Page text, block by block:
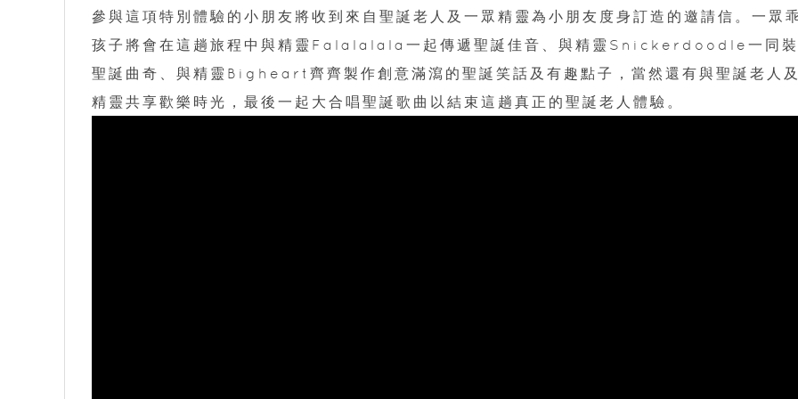
參與這項特別體驗的小朋友將收到來自聖誕老人及一眾精靈為小朋友度身訂造的邀請信。一眾
孩子將會在這趟旅程中與精靈Falalalala一起傳遞聖誕佳音、與精靈Snickerdoodle一同裝
聖誕曲奇、與精靈Bigheart齊齊製作創意滿瀉的聖誕笑話及有趣點子，當然還有與聖誕老人及
精靈共享歡樂時光，最後一起大合唱聖誕歌曲以結束這趟真正的聖誕老人體驗。